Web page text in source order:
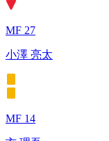
MF 27
小澤 亮太
MF 14